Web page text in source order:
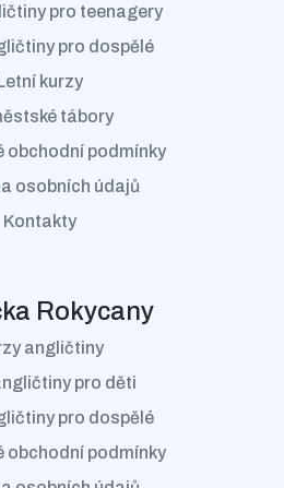
pro teenagery
pro dospělé
kurzy
tábory
obchodní podmínky
osobních údajů
Kontakty
Rokycany
angličtiny
pro děti
pro dospělé
obchodní podmínky